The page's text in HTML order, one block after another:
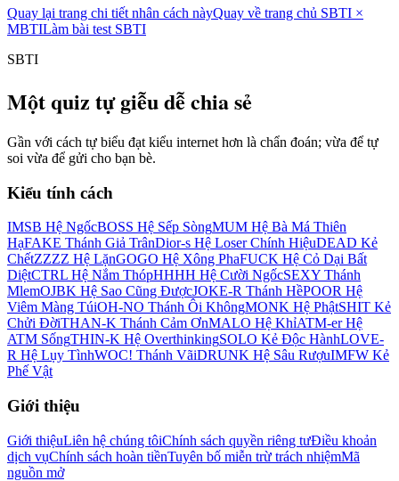
Quay lại trang chi tiết nhân cách nàyQuay về trang chủ SBTI ×
MBTILàm bài test SBTI
SBTI
Một quiz tự giễu dễ chia sẻ
Gần với cách tự biểu đạt kiểu internet hơn là chẩn đoán; vừa để tự
soi vừa để gửi cho bạn bè.
Kiểu tính cách
IMSB Hệ NgốcBOSS Hệ Sếp SòngMUM Hệ Bà Má Thiên
HạFAKE Thánh Giả TrânDior-s Hệ Loser Chính HiệuDEAD Kẻ
ChếtZZZZ Hệ LặnGOGO Hệ Xông PhaFUCK Hệ Cỏ Dại Bất
DiệtCTRL Hệ Nắm ThópHHHH Hệ Cười NgốcSEXY Thánh
MlemOJBK Hệ Sao Cũng ĐượcJOKE-R Thánh HềPOOR Hệ
Viêm Màng TúiOH-NO Thánh Ôi KhôngMONK Hệ PhậtSHIT Kẻ
Chửi ĐờiTHAN-K Thánh Cảm ƠnMALO Hệ KhỉATM-er Hệ
ATM SốngTHIN-K Hệ OverthinkingSOLO Kẻ Độc HànhLOVE-
R Hệ Lụy TìnhWOC! Thánh VãiDRUNK Hệ Sâu RượuIMFW Kẻ
Phế Vật
Giới thiệu
Giới thiệuLiên hệ chúng tôiChính sách quyền riêng tưĐiều khoản
dịch vụChính sách hoàn tiềnTuyên bố miễn trừ trách nhiệmMã
nguồn mở